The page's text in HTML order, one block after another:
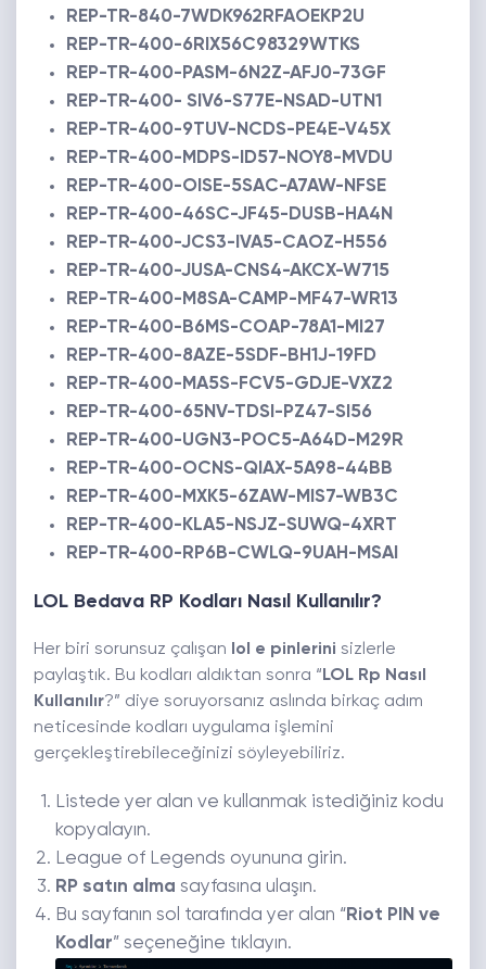
REP-TR-840-7WDK962RFAOEKP2U
REP-TR-400-6RIX56C98329WTKS
REP-TR-400-PASM-6N2Z-AFJ0-73GF
REP-TR-400- SIV6-S77E-NSAD-UTN1
REP-TR-400-9TUV-NCDS-PE4E-V45X
REP-TR-400-MDPS-ID57-NOY8-MVDU
REP-TR-400-OISE-5SAC-A7AW-NFSE
REP-TR-400-46SC-JF45-DUSB-HA4N
REP-TR-400-JCS3-IVA5-CAOZ-H556
REP-TR-400-JUSA-CNS4-AKCX-W715
REP-TR-400-M8SA-CAMP-MF47-WR13
REP-TR-400-B6MS-COAP-78A1-MI27
REP-TR-400-8AZE-5SDF-BH1J-19FD
REP-TR-400-MA5S-FCV5-GDJE-VXZ2
REP-TR-400-65NV-TDSI-PZ47-SI56
REP-TR-400-UGN3-POC5-A64D-M29R
REP-TR-400-OCNS-QIAX-5A98-44BB
REP-TR-400-MXK5-6ZAW-MIS7-WB3C
REP-TR-400-KLA5-NSJZ-SUWQ-4XRT
REP-TR-400-RP6B-CWLQ-9UAH-MSAI
LOL Bedava RP Kodları Nasıl Kullanılır?
Her biri sorunsuz çalışan lol e pinlerini sizlerle
paylaştık. Bu kodları aldıktan sonra “ LOL Rp Nasıl
Kullanılır?” diye soruyorsanız aslında birkaç adım
neticesinde kodları uygulama işlemini
gerçekleştirebileceğinizi söyleyebiliriz.
Listede yer alan ve kullanmak istediğiniz kodu
kopyalayın.
League of Legends oyununa girin.
RP satın alma sayfasına ulaşın.
Bu sayfanın sol tarafında yer alan “Riot PIN ve
Kodlar” seçeneğine tıklayın.